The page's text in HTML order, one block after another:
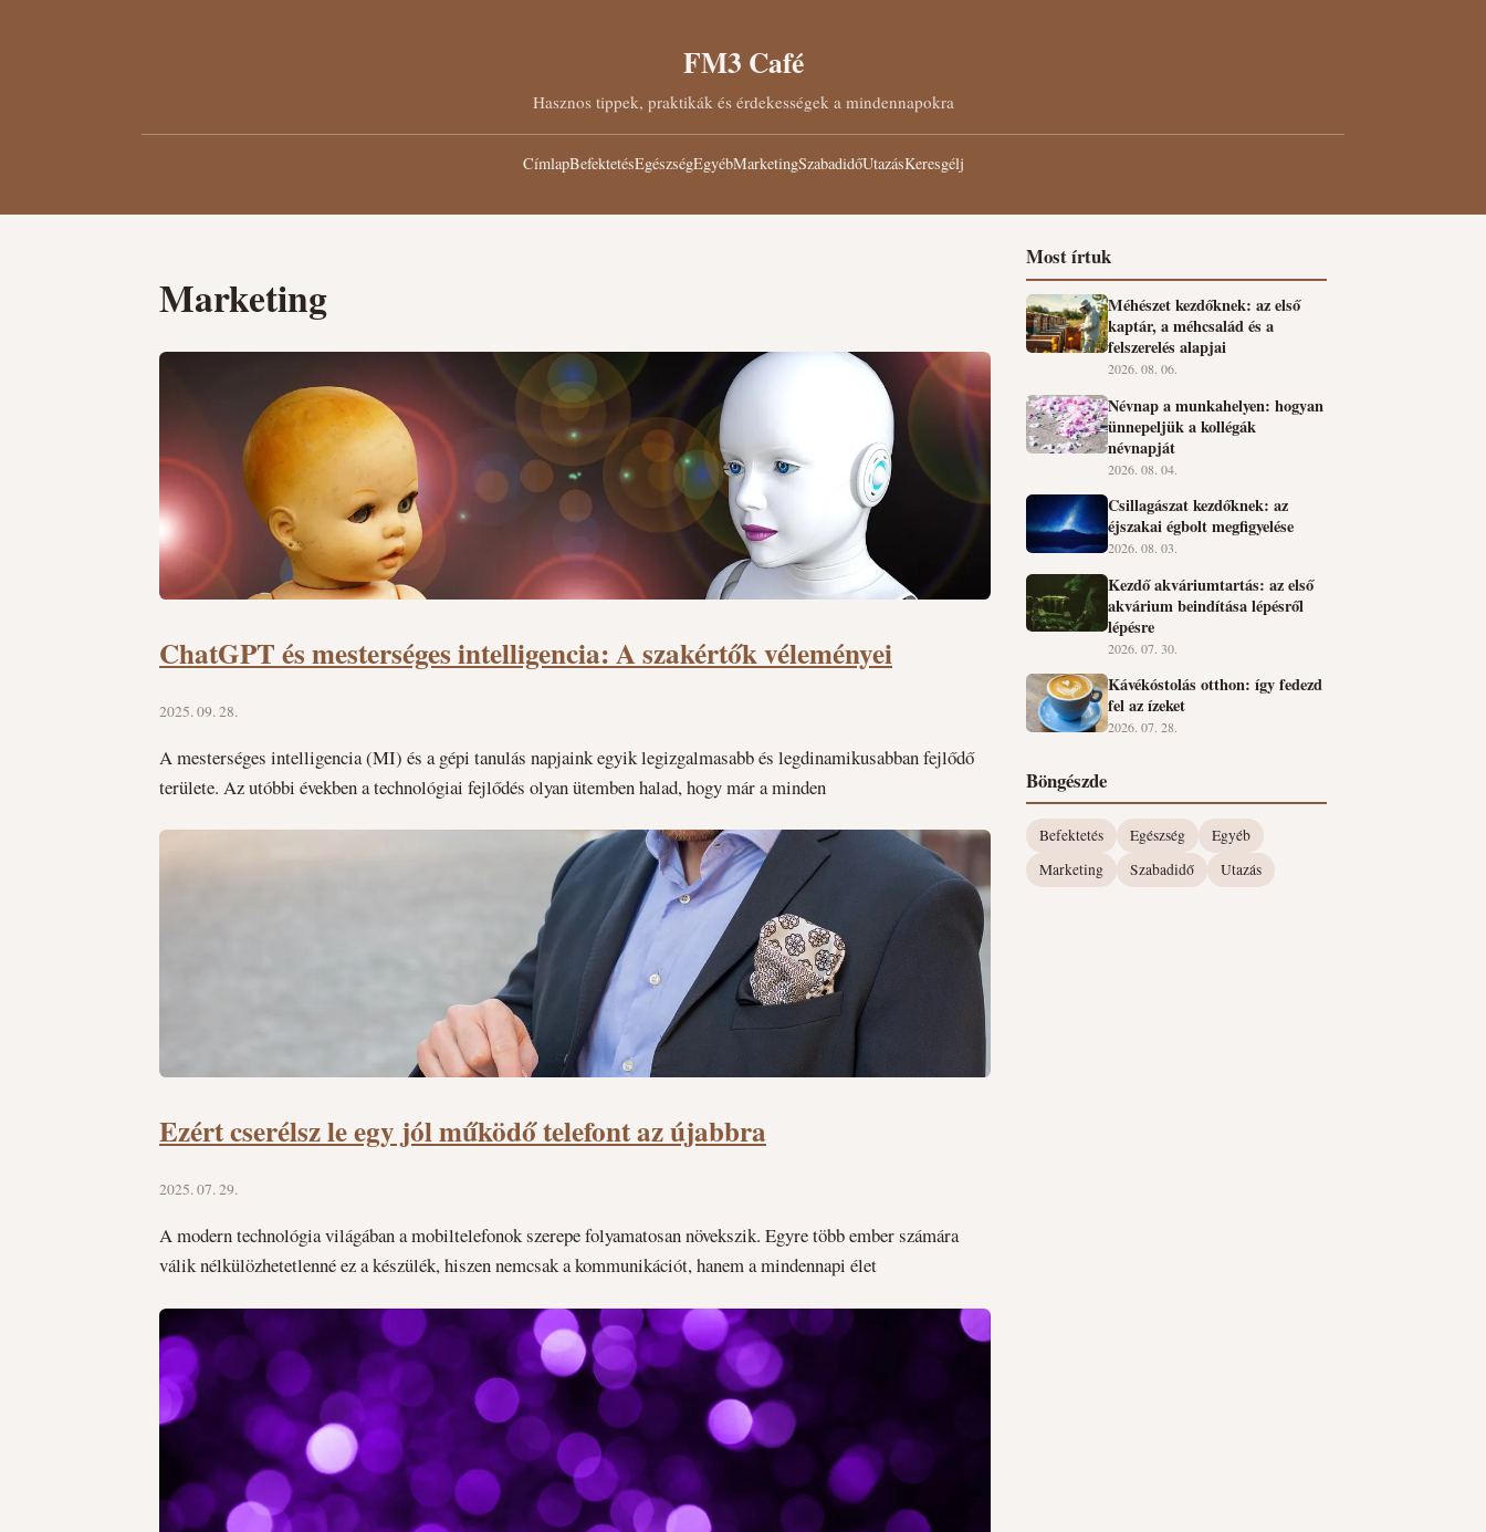
FM3 Café
Hasznos tippek, praktikák és érdekességek a mindennapokra
CímlapBefektetésEgészségEgyébMarketingSzabadidőUtazásKeresgélj
Marketing
ChatGPT és mesterséges intelligencia: A szakértők véleményei
2025. 09. 28.
A mesterséges intelligencia (MI) és a gépi tanulás napjaink egyik legizgalmasabb és legdinamikusabban fejlődő
területe. Az utóbbi években a technológiai fejlődés olyan ütemben halad, hogy már a minden
Ezért cserélsz le egy jól működő telefont az újabbra
2025. 07. 29.
A modern technológia világában a mobiltelefonok szerepe folyamatosan növekszik. Egyre több ember számára
válik nélkülözhetetlenné ez a készülék, hiszen nemcsak a kommunikációt, hanem a mindennapi élet
Most írtuk
Méhészet kezdőknek: az első
kaptár, a méhcsalád és a
felszerelés alapjai
2026. 08. 06.
Névnap a munkahelyen: hogyan
ünnepeljük a kollégák
névnapját
2026. 08. 04.
Csillagászat kezdőknek: az
éjszakai égbolt megfigyelése
2026. 08. 03.
Kezdő akváriumtartás: az első
akvárium beindítása lépésről
lépésre
2026. 07. 30.
Kávékóstolás otthon: így fedezd
fel az ízeket
2026. 07. 28.
Böngészde
Befektetés Egészség
Egyéb
Marketing
Szabadidő Utazás